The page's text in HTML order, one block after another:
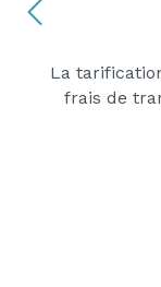
La
frais de